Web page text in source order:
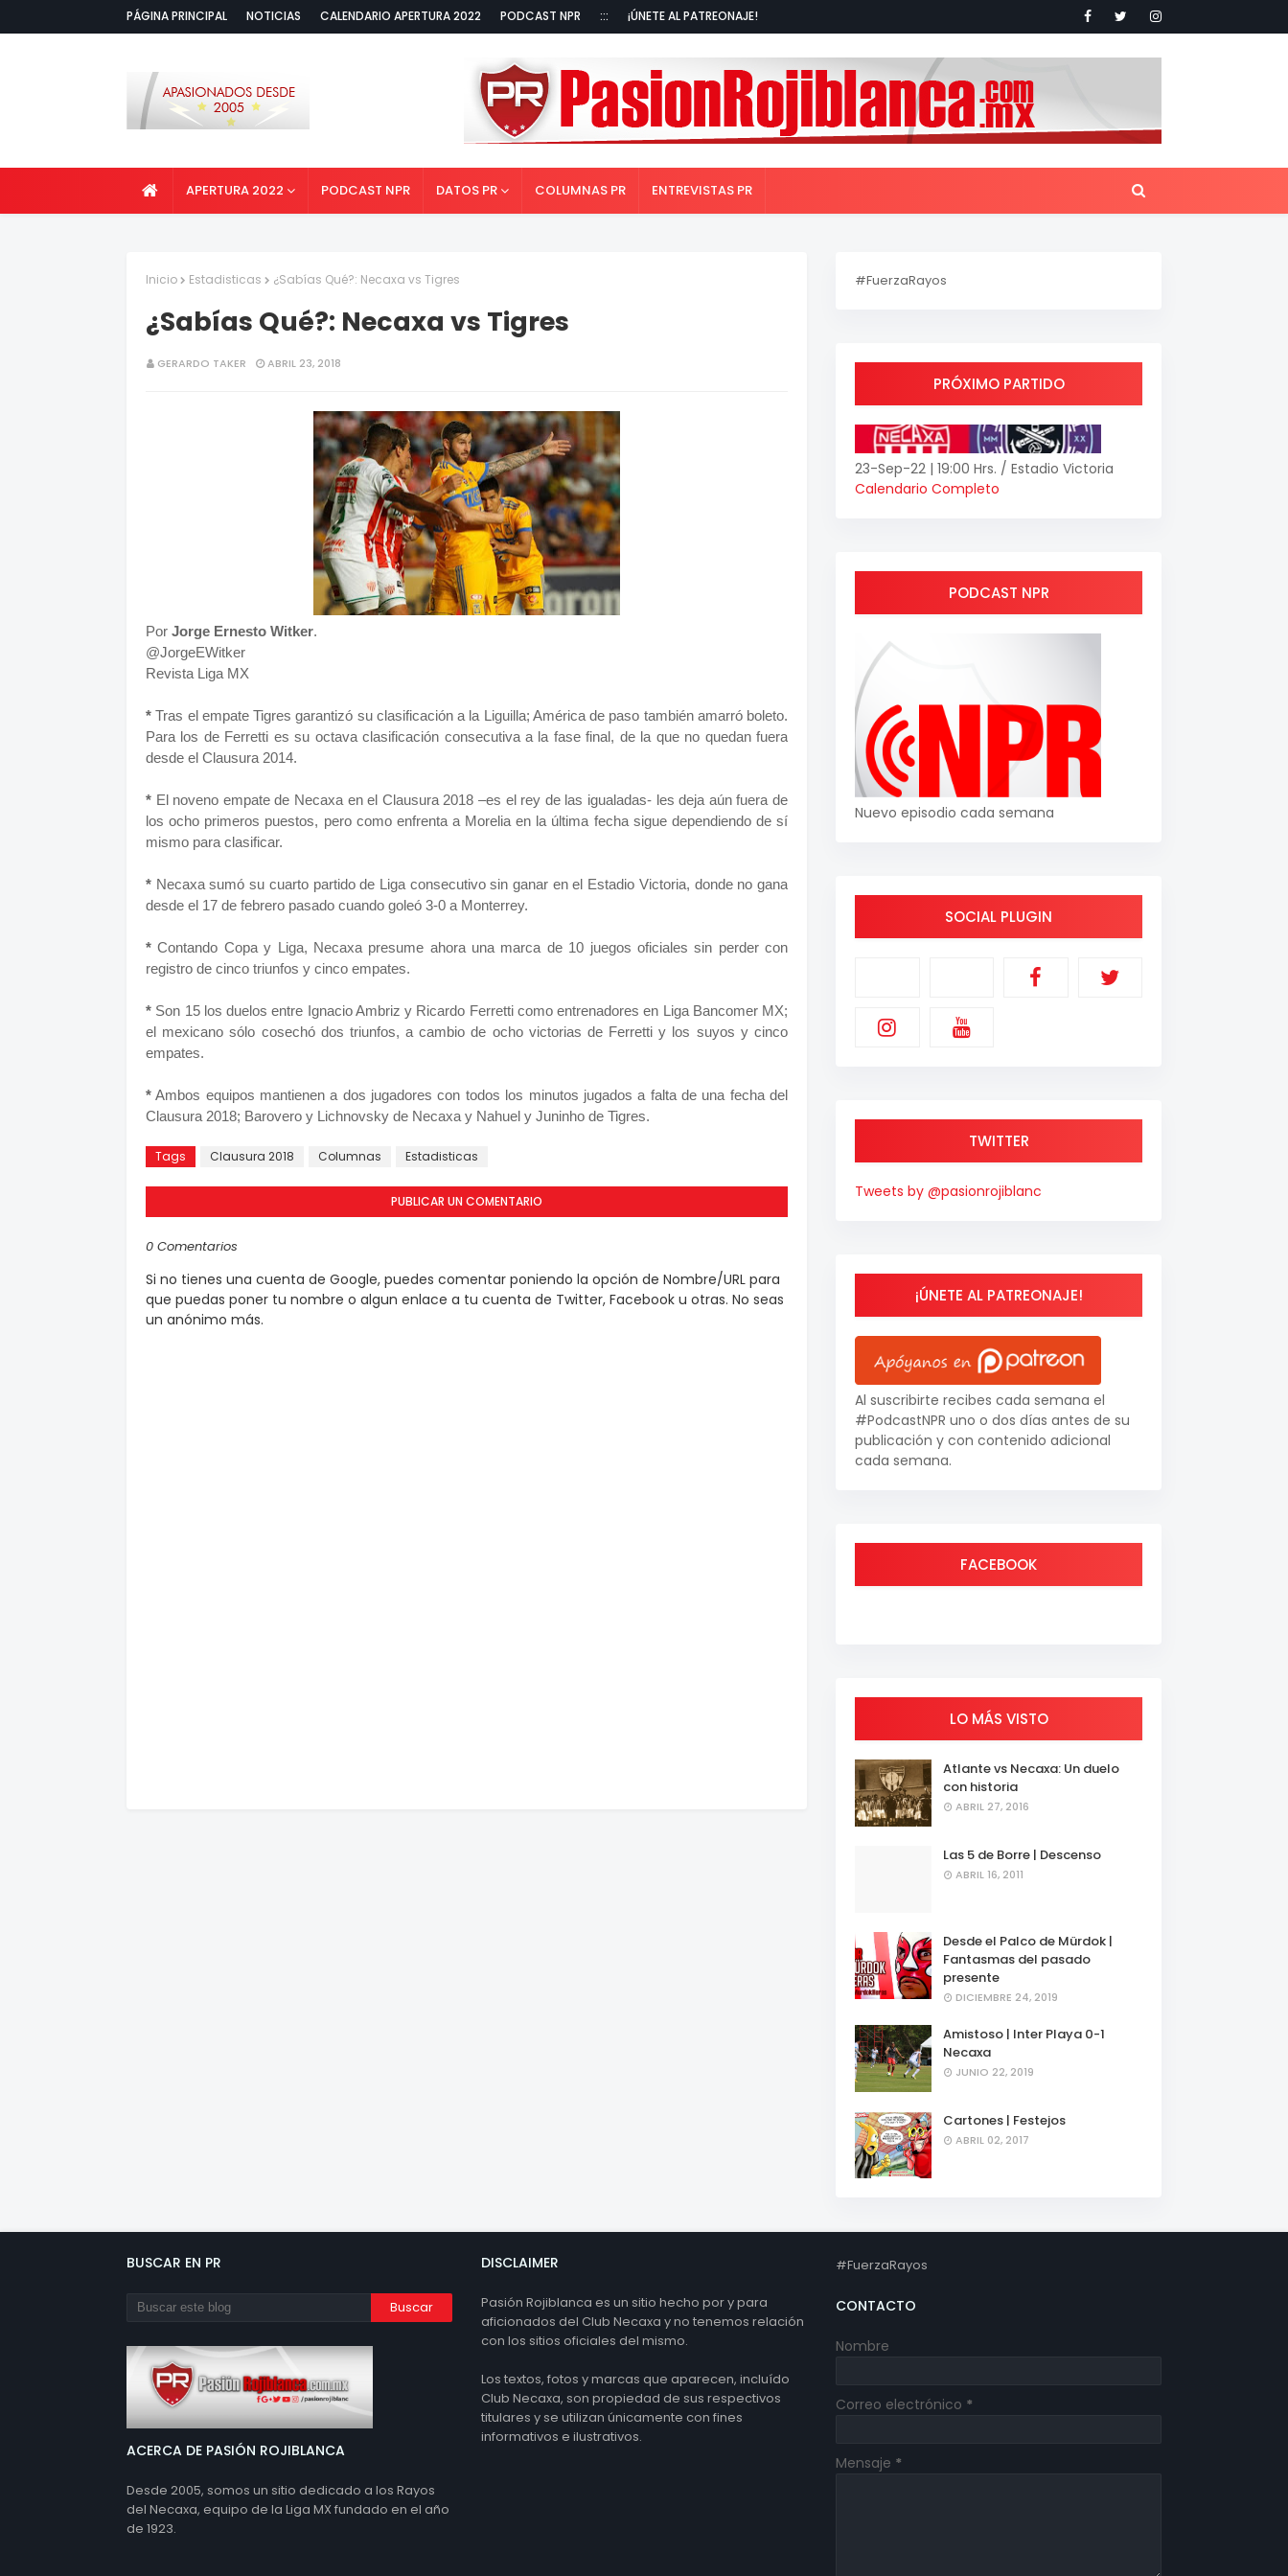
PÁGINA PRINCIPAL NOTICIAS CALENDARIO APERTURA 2022 PODCAST NPR ::: ¡ÚNETE AL PATREONAJE!
APERTURA 2022 PODCAST NPR DATOS PR COLUMNAS PR ENTREVISTAS PR
Inicio Estadisticas ¿Sabías Qué?: Necaxa vs Tigres
¿Sabías Qué?: Necaxa vs Tigres
GERARDO TAKER ABRIL 23, 2018
Por Jorge Ernesto Witker.
@JorgeEWitker
Revista Liga MX
*Tras el empate Tigres garantizó su clasificación a la Liguilla; América de paso también amarró boleto.
Para los de Ferretti es su octava clasificación consecutiva a la fase final, de la que no quedan fuera
desde el Clausura 2014.
* El noveno empate de Necaxa en el Clausura 2018 –es el rey de las igualadas- les deja aún fuera de
los ocho primeros puestos, pero como enfrenta a Morelia en la última fecha sigue dependiendo de sí
mismo para clasificar.
* Necaxa sumó su cuarto partido de Liga consecutivo sin ganar en el Estadio Victoria, donde no gana
desde el 17 de febrero pasado cuando goleó 3-0 a Monterrey.
* Contando Copa y Liga, Necaxa presume ahora una marca de 10 juegos oficiales sin perder con
registro de cinco triunfos y cinco empates.
* Son 15 los duelos entre Ignacio Ambriz y Ricardo Ferretti como entrenadores en Liga Bancomer MX;
el mexicano sólo cosechó dos triunfos, a cambio de ocho victorias de Ferretti y los suyos y cinco
empates.
* Ambos equipos mantienen a dos jugadores con todos los minutos jugados a falta de una fecha del
Clausura 2018; Barovero y Lichnovsky de Necaxa y Nahuel y Juninho de Tigres.
Tags Clausura 2018 Columnas Estadisticas
PUBLICAR UN COMENTARIO
0 Comentarios
Si no tienes una cuenta de Google, puedes comentar poniendo la opción de Nombre/URL para
que puedas poner tu nombre o algun enlace a tu cuenta de Twitter, Facebook u otras. No seas
un anónimo más.
#FuerzaRayos
PRÓXIMO PARTIDO
23-Sep-22 | 19:00 Hrs. / Estadio Victoria
Calendario Completo
PODCAST NPR
Nuevo episodio cada semana
SOCIAL PLUGIN
TWITTER
Tweets by @pasionrojiblanc
¡ÚNETE AL PATREONAJE!
Al suscribirte recibes cada semana el
#PodcastNPR uno o dos días antes de su
publicación y con contenido adicional
cada semana.
FACEBOOK
LO MÁS VISTO
Atlante vs Necaxa: Un duelo
con historia
ABRIL 27, 2016
Las 5 de Borre | Descenso
ABRIL 16, 2011
Desde el Palco de Mürdok |
Fantasmas del pasado
presente
DICIEMBRE 24, 2019
Amistoso | Inter Playa 0-1
Necaxa
JUNIO 22, 2019
Cartones | Festejos
ABRIL 02, 2017
BUSCAR EN PR
ACERCA DE PASIÓN ROJIBLANCA
Desde 2005, somos un sitio dedicado a los Rayos
del Necaxa, equipo de la Liga MX fundado en el año
de 1923.
DISCLAIMER
Pasión Rojiblanca es un sitio hecho por y para
aficionados del Club Necaxa y no tenemos relación
con los sitios oficiales del mismo.
Los textos, fotos y marcas que aparecen, incluído
Club Necaxa, son propiedad de sus respectivos
titulares y se utilizan únicamente con fines
informativos e ilustrativos.
#FuerzaRayos
CONTACTO
Nombre
Correo electrónico *
Mensaje *